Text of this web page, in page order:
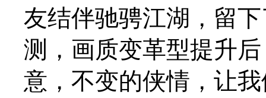
友结伴驰骋江湖，留
测，画质变革型提升
意，不变的侠情，让